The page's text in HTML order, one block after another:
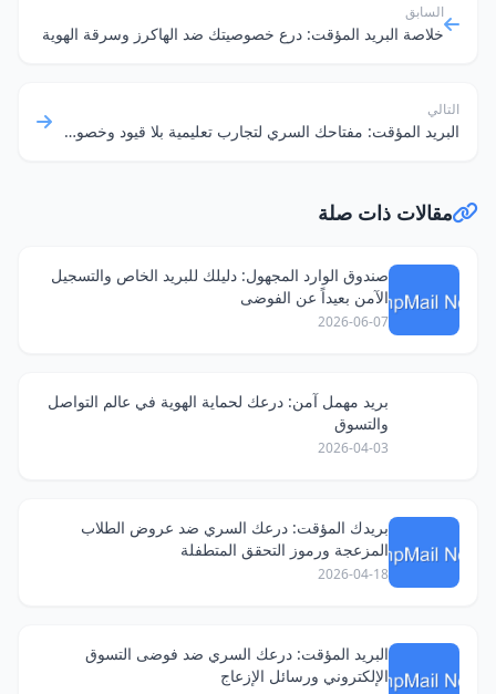
السابق
خلاصة البريد المؤقت: درع خصوصيتك ضد الهاكرز وسرقة الهوية
التالي
البريد المؤقت: مفتاحك السري لتجارب تعليمية بلا قيود وخصوصية رقمية قوية
مقالات ذات صلة
صندوق الوارد المجهول: دليلك للبريد الخاص والتسجيل
الآمن بعيداً عن الفوضى
2026-06-07
بريد مهمل آمن: درعك لحماية الهوية في عالم التواصل
والتسوق
2026-04-03
بريدك المؤقت: درعك السري ضد عروض الطلاب
المزعجة ورموز التحقق المتطفلة
2026-04-18
البريد المؤقت: درعك السري ضد فوضى التسوق
الإلكتروني ورسائل الإزعاج